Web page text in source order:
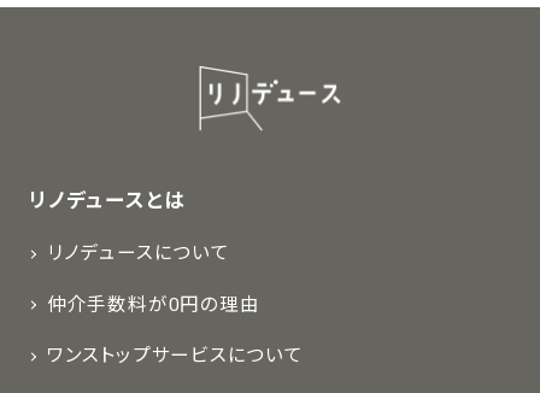
リノデュースとは
リノデュースについて
仲介手数料が0円の理由
ワンストップサービスについて